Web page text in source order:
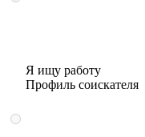
Я ищу работу
Профиль соискателя